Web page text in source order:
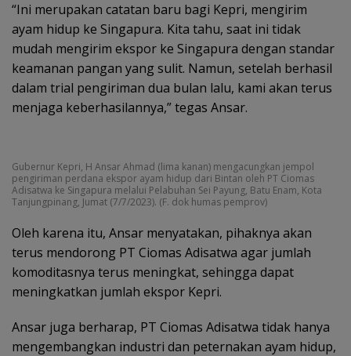
“Ini merupakan catatan baru bagi Kepri, mengirim
ayam hidup ke Singapura. Kita tahu, saat ini tidak
mudah mengirim ekspor ke Singapura dengan standar
keamanan pangan yang sulit. Namun, setelah berhasil
dalam trial pengiriman dua bulan lalu, kami akan terus
menjaga keberhasilannya,” tegas Ansar.
Gubernur Kepri, H Ansar Ahmad (lima kanan) mengacungkan jempol
pengiriman perdana ekspor ayam hidup dari Bintan oleh PT Ciomas
Adisatwa ke Singapura melalui Pelabuhan Sei Payung, Batu Enam, Kota
Tanjungpinang, Jumat (7/7/2023). (F. dok humas pemprov)
Oleh karena itu, Ansar menyatakan, pihaknya akan
terus mendorong PT Ciomas Adisatwa agar jumlah
komoditasnya terus meningkat, sehingga dapat
meningkatkan jumlah ekspor Kepri.
Ansar juga berharap, PT Ciomas Adisatwa tidak hanya
mengembangkan industri dan peternakan ayam hidup,